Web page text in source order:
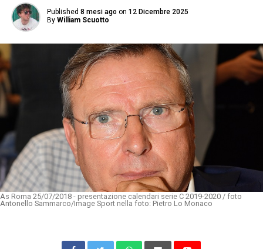
Published 8 mesi ago on 12 Dicembre 2025
By William Scuotto
As Roma 25/07/2018 - presentazione calendari serie C 2019-2020 / foto
Antonello Sammarco/Image Sport nella foto: Pietro Lo Monaco